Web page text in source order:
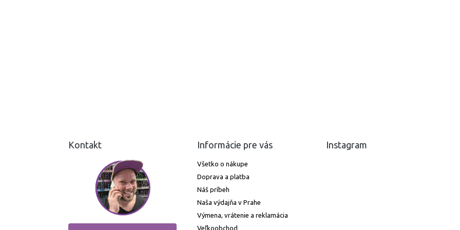
Kontakt Informácie pre vás
Všetko o nákupe
Doprava a platba
Náš príbeh
Naša výdajňa v Prahe
Výmena, vrátenie a reklamácia
Veľkoobchod
Instagram